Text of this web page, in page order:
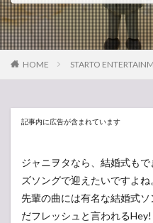
HOME STARTO
記事内に広告が含まれています
ジャニヲタなら、結婚式も
ズソングで迎えたいですよね
先輩の曲には有名な結婚式
だフレッシュと言われる